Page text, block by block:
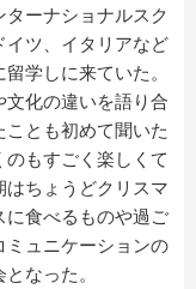
ーナショナルスク
イツ、イタリアなど
学しに来ていた。
化の違いを語り合
とも初めて聞いた
もすごく楽しくて
ちょうどクリスマ
に食べるものや過ご
ミュニケーションの
なった。